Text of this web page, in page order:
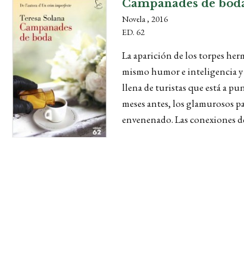
Campanades de
Novela , 2016
ED. 62
La aparición de los torpes
mismo humor e inteligencia
llena de turistas que está a
meses antes, los glamurosos
envenenado. Las conexiones